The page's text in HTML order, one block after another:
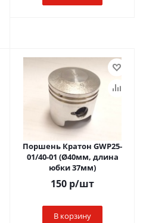
Поршень Кратон GWP25-
01/40-01 (Ø40мм, длина
юбки 37мм)
150 р/шт
В корзину